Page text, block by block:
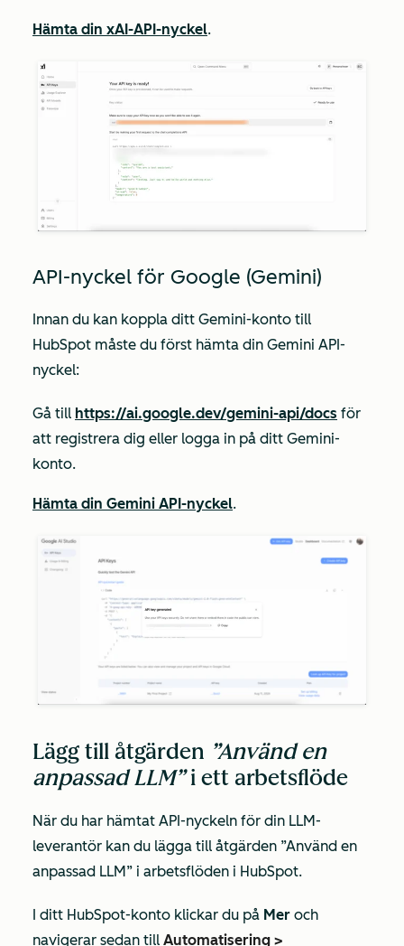
Hämta din xAI-API-nyckel.
API-nyckel för Google (Gemini)
Innan du kan koppla ditt Gemini-konto till
HubSpot måste du först hämta din Gemini API-
nyckel:
Gå till https://ai.google.dev/gemini-api/docs för
att registrera dig eller logga in på ditt Gemini-
konto.
Hämta din Gemini API-nyckel.
Lägg till åtgärden ”Använd en
anpassad LLM”i ett arbetsflöde
När du har hämtat API-nyckeln för din LLM-
leverantör kan du lägga till åtgärden ”Använd en
anpassad LLM” i arbetsflöden i HubSpot.
I ditt HubSpot-konto klickar du på Mer och
navigerar sedan till Automatisering >